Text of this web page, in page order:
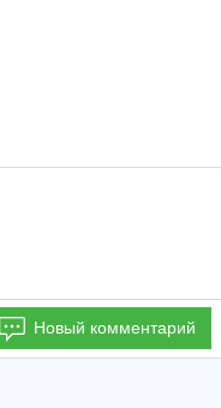
Новый комментарий